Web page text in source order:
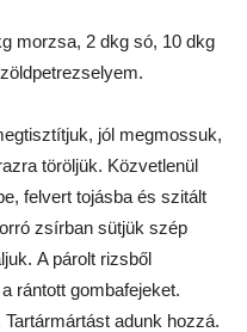
morzsa, 2 dkg só, 10 dkg
jól megmossuk,
töröljük. Közvetlenül
felvert tojásba és szitált
zsírban sütjük szép
A párolt rizsből
rántott gombafejeket.
adunk hozzá.